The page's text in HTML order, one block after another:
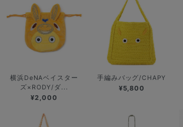
横浜DeNAベイスター
ズ×RODY/ダ...
¥2,000
手編みバッグ/CHAPY
¥5,800